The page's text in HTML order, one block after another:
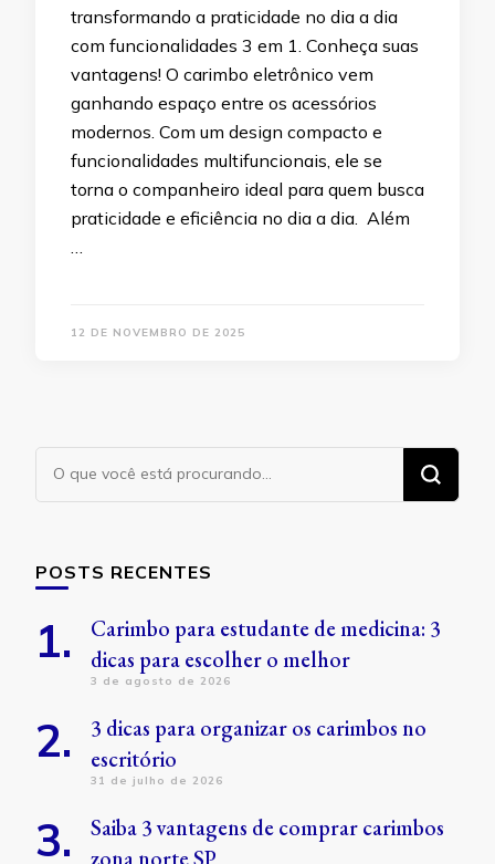
transformando a praticidade no dia a dia
com funcionalidades 3 em 1. Conheça suas
vantagens! O carimbo eletrônico vem
ganhando espaço entre os acessórios
modernos. Com um design compacto e
funcionalidades multifuncionais, ele se
torna o companheiro ideal para quem busca
praticidade e eficiência no dia a dia. Além
…
12 DE NOVEMBRO DE 2025
Procurando
algo?
POSTS RECENTES
Carimbo para estudante de medicina: 3
dicas para escolher o melhor
3 de agosto de 2026
3 dicas para organizar os carimbos no
escritório
31 de julho de 2026
Saiba 3 vantagens de comprar carimbos